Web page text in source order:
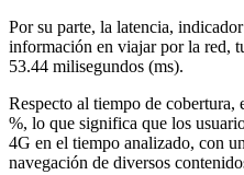
Por su parte, la latencia,
información en viajar por la red,
53.44 milisegundos (ms).
Respecto al tiempo de
%, lo que significa que los
4G en el tiempo analizado, con
navegación de diversos